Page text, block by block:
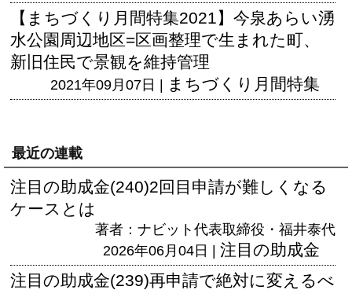
【まちづくり月間特集2021】今泉あらい湧
水公園周辺地区=区画整理で生まれた町、
新旧住民で景観を維持管理
2021年09月07日 | まちづくり月間特集
最近の連載
注目の助成金(240)2回目申請が難しくなる
ケースとは
著者：ナビット代表取締役・福井泰代
2026年06月04日 | 注目の助成金
注目の助成金(239)再申請で絶対に変えるべ